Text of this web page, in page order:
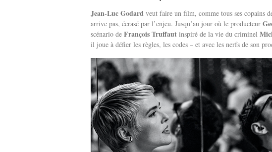
Jean-Luc Godard veut faire un film, comme tous ses copains
arrive pas, écrasé par l’enjeu. Jusqu’au jour où le producteur
scénario de François Truffaut inspiré de la vie du criminel
il joue à défier les règles, les codes – et avec les nerfs de son